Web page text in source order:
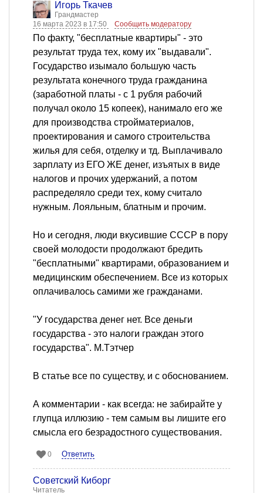
Игорь Ткачев
Грандмастер
16 марта 2023 в 17:50
Сообщить модератору
По факту, "бесплатные квартиры" - это
результат труда тех, кому их "выдавали".
Государство изымало большую часть
результата конечного труда гражданина
(заработной платы - c 1 рубля рабочий
получал около 15 копеек), нанимало его же
для производства стройматериалов,
проектирования и самого строительства
жилья для себя, отделку и тд. Выплачивало
зарплату из ЕГО ЖЕ денег, изъятых в виде
налогов и прочих удержаний, а потом
распределяло среди тех, кому считало
нужным. Лояльным, блатным и прочим.
Но и сегодня, люди вкусившие СССР в пору
своей молодости продолжают бредить
"бесплатными" квартирами, образованием и
медицинским обеспечением. Все из которых
оплачивалось самими же гражданами.
"У государства денег нет. Все деньги
государства - это налоги граждан этого
государства". М.Тэтчер
В статье все по существу, и с обоснованием.
А комментарии - как всегда: не забирайте у
глупца иллюзию - тем самым вы лишите его
смысла его безрадостного существования.
0 Ответить
Советский Киборг
Читатель